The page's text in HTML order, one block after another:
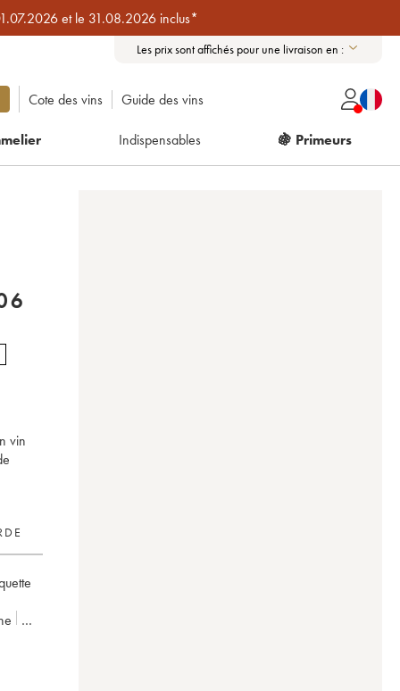
et le 31.08.2026 inclus*
Les prix sont affichés pour une livraison en :
Cote des vins Guide des vins
Indispensables 🍇 Primeurs
vin